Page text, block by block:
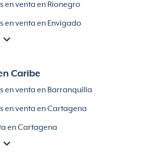
en venta en Rionegro
en venta en Envigado
venta en Itagüí
en venta en Bello
Caribe
en venta en Barranquilla
en venta en Cartagena
en Cartagena